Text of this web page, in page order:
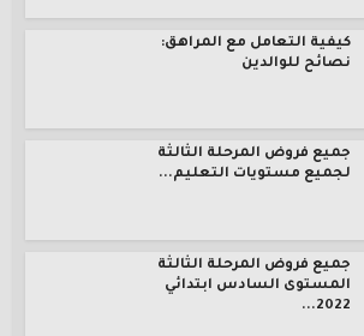
كيفية التعامل مع المراهق:
نصائح للوالدين
جميع فروض المرحلة الثالثة
لجميع مستويات التعليم...
جميع فروض المرحلة الثالثة
المستوى السادس ابتدائي
2022...